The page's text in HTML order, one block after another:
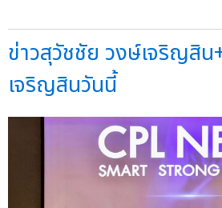
ข่าวสุวัชชัย วงษ์เจริญสิ
เจริญสินวันนี้